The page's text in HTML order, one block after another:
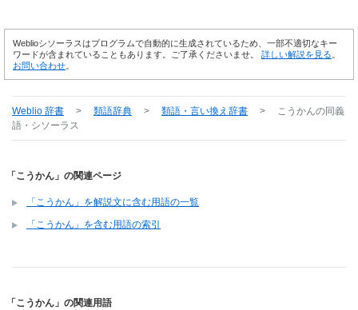
Weblioシソーラスはプログラムで自動的に生成されているため、一部不適切なキー
ワードが含まれていることもあります。ご了承くださいませ。 詳しい解説を見る
お問い合わせ
Weblio 辞書 > 類語辞典 > 類語・言い換え辞書 > こうかんの同義
語・シソーラス
「こうかん」の関連ページ
「こうかん」を解説文に含む用語の一覧
「こうかん」を含む用語の索引
「こうかん」の関連用語